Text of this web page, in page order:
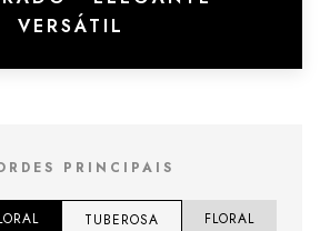
VERSÁTIL
PRINCIPAIS
TUBEROSA
FLORAL